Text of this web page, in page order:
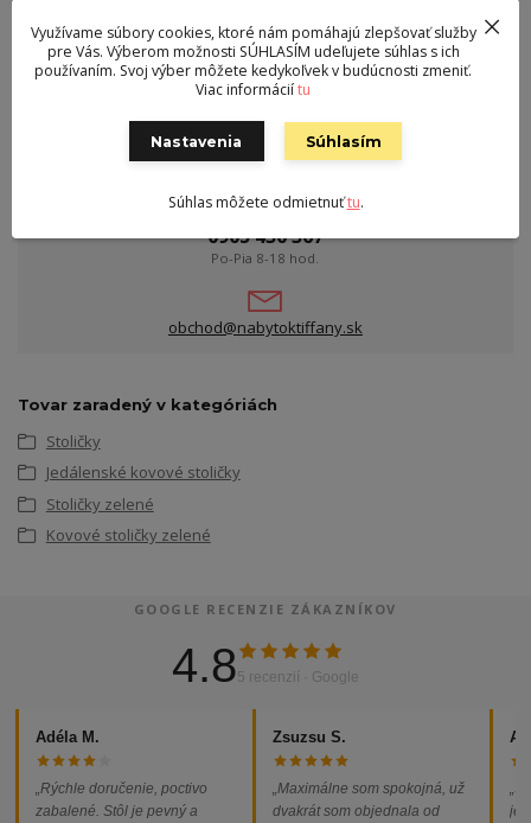
Sedák
látka
Výška sedu
49 cm
Milan Filo s.r.o. Liptovský Ján, Na ostrove 57/15
0905 430 367
Po-Pia 8-18 hod.
obchod@nabytoktiffany.sk
Tovar zaradený v kategóriách
Stoličky
Jedálenské kovové stoličky
Stoličky zelené
Kovové stoličky zelené
GOOGLE RECENZIE ZÁKAZNÍKOV
4.85 recenzií · Google
Adéla M.
„Rýchle doručenie, poctivo
zabalené. Stôl je pevný a
Zsuzsu S.
„Maximálne som spokojná, už
dvakrát som objednala od
Využívame súbory cookies, ktoré nám pomáhajú zlepšovať služby
pre Vás. Výberom možnosti SÚHLASÍM udeľujete súhlas s ich
používaním. Svoj výber môžete kedykoľvek v budúcnosti zmeniť.
Viac informáciítu
Nastavenia Súhlasím
Súhlas môžete odmietnuťtu.